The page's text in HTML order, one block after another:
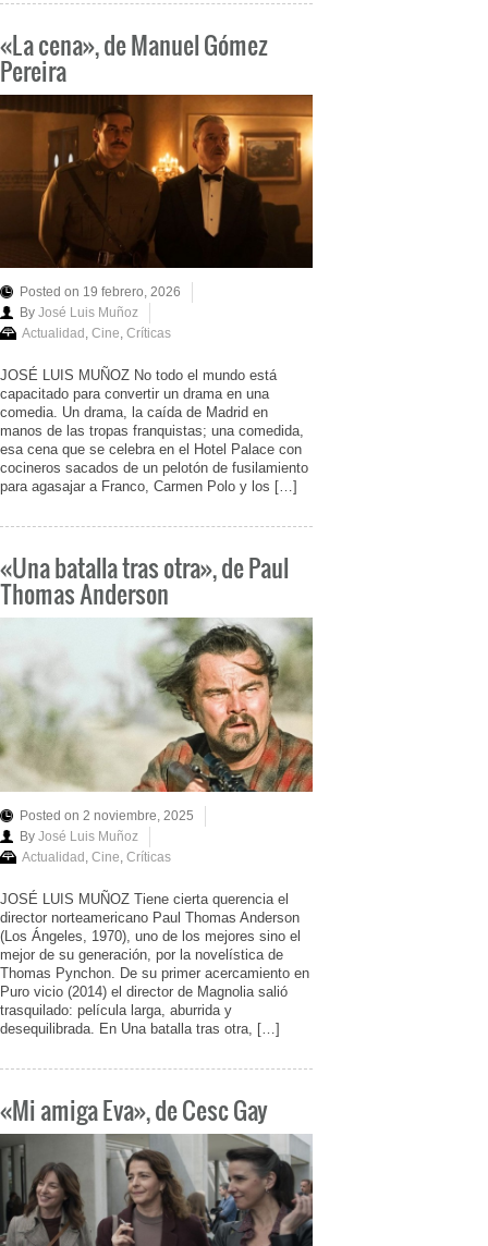
«La cena», de Manuel Gómez
Pereira
Posted on 19 febrero, 2026
By José Luis Muñoz
Actualidad , Cine, Críticas
JOSÉ LUIS MUÑOZ No todo el mundo está
capacitado para convertir un drama en una
comedia. Un drama, la caída de Madrid en
manos de las tropas franquistas; una comedida,
esa cena que se celebra en el Hotel Palace con
cocineros sacados de un pelotón de fusilamiento
para agasajar a Franco, Carmen Polo y los […]
«Una batalla tras otra», de Paul
Thomas Anderson
Posted on 2 noviembre, 2025
By José Luis Muñoz
Actualidad Cine Críticas
JOSÉ LUIS MUÑOZ Tiene cierta querencia el
director norteamericano Paul Thomas Anderson
(Los Ángeles, 1970), uno de los mejores sino el
mejor de su generación, por la novelística de
Thomas Pynchon. De su primer acercamiento en
Puro vicio (2014) el director de Magnolia salió
trasquilado: película larga, aburrida y
desequilibrada. En Una batalla tras otra, […]
«Mi amiga Eva», de Cesc Gay